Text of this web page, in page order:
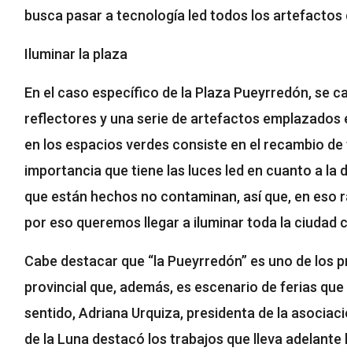
busca pasar a tecnología led todos los artefactos
Iluminar la plaza
En el caso específico de la Plaza Pueyrredón, se
reflectores y una serie de artefactos emplazados
en los espacios verdes consiste en el recambio
importancia que tiene las luces led en cuanto a la
que están hechos no contaminan, así que, en
por eso queremos llegar a iluminar toda la ciudad
Cabe destacar que “la Pueyrredón” es uno de los
provincial que, además, es escenario de ferias
sentido, Adriana Urquiza, presidenta de la
de la Luna destacó los trabajos que lleva adelante